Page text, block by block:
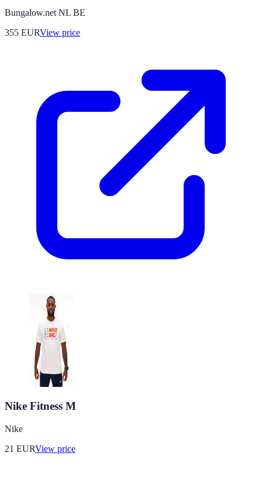
Bungalow.net NL BE
355 EURView price
Nike Fitness M
Nike
21 EURView price